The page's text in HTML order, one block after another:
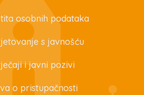
osobnih podataka
s javnošću
i javni pozivi
o pristupačnosti